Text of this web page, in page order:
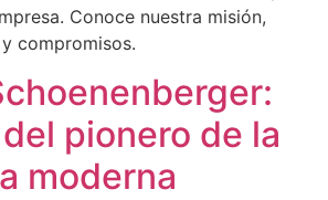
Conoce nuestra misión,
compromisos.
pionero de la
moderna